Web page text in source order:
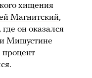
хищения
Магнитский,
он оказался
Мишустине